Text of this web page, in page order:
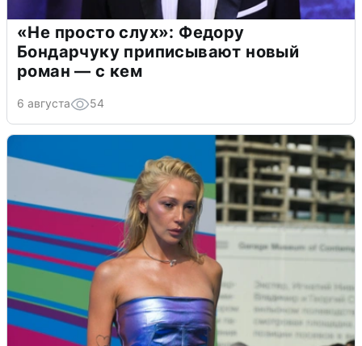
«Не просто слух»: Федору
Бондарчуку приписывают новый
роман — с кем
6 августа 54